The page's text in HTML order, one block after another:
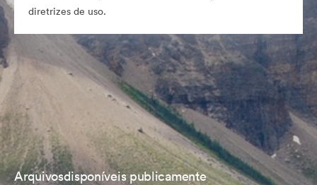
diretrizes de uso.
Arquivosdisponíveis publicamente